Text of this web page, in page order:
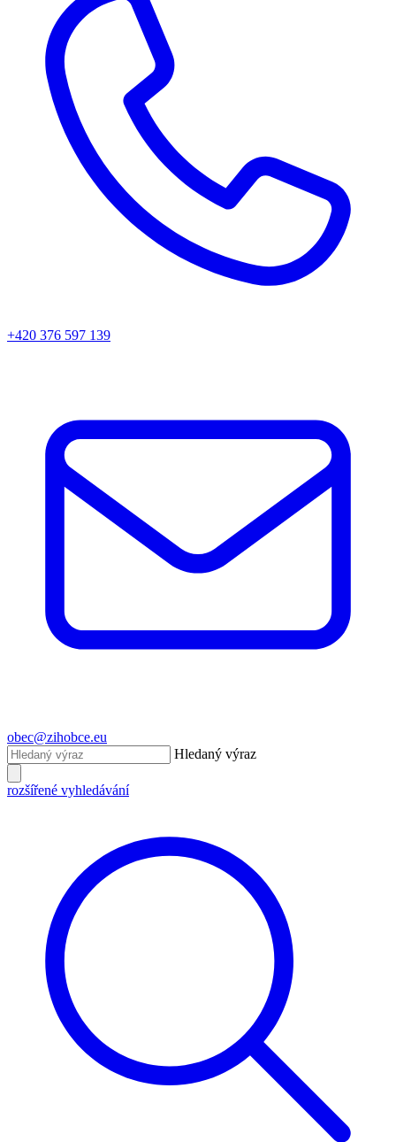
+420 376 597 139
obec@zihobce.eu
Hledaný výraz
rozšířené vyhledávání